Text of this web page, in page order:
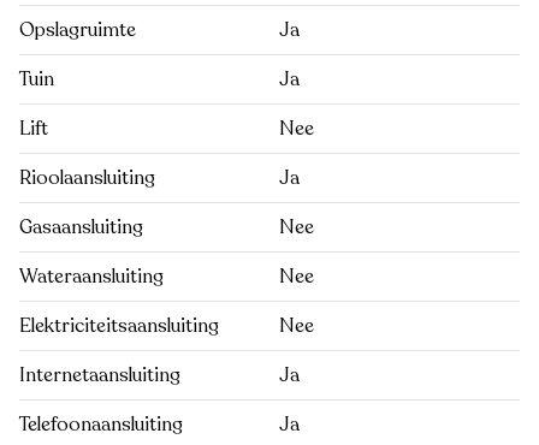
Opslagruimte
Ja
Tuin
Ja
Lift
Nee
Rioolaansluiting
Ja
Gasaansluiting
Nee
Wateraansluiting
Nee
Elektriciteitsaansluiting
Nee
Internetaansluiting
Ja
Telefoonaansluiting
Ja